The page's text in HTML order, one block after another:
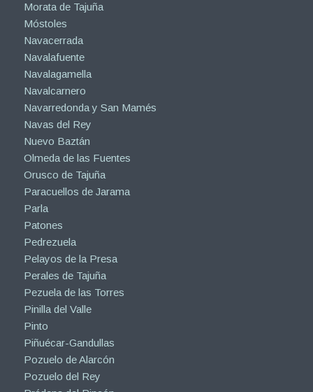
Morata de Tajuña
Móstoles
Navacerrada
Navalafuente
Navalagamella
Navalcarnero
Navarredonda y San Mamés
Navas del Rey
Nuevo Baztán
Olmeda de las Fuentes
Orusco de Tajuña
Paracuellos de Jarama
Parla
Patones
Pedrezuela
Pelayos de la Presa
Perales de Tajuña
Pezuela de las Torres
Pinilla del Valle
Pinto
Piñuécar-Gandullas
Pozuelo de Alarcón
Pozuelo del Rey